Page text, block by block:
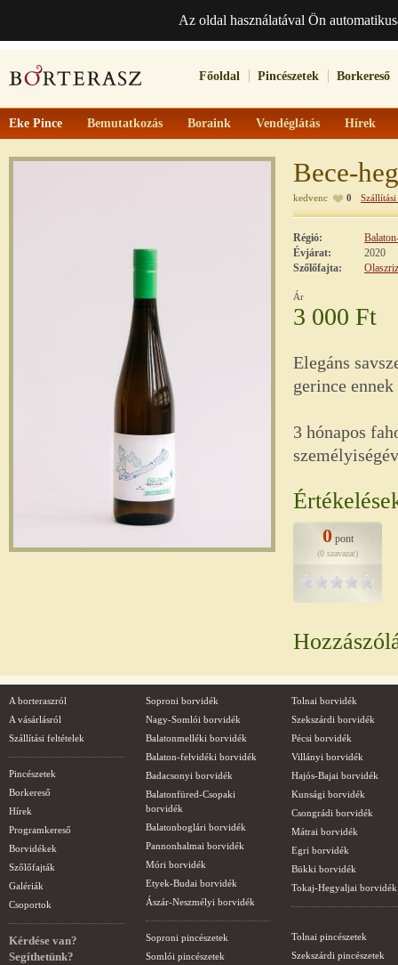
Az oldal használatával Ön
Főoldal Pincészetek Borkereső
Eke Pince Bemutatkozás Boraink Vendéglátás Hírek
Bece-
kedvenc 0
Régió:
Évjárat:
2020
Szőlőfajta:
Ár
3 000 Ft
Elegáns
gerince
3 hónapos
0pont
(0 szavazat)
A borteraszról
A vásárlásról
Szállítási feltételek
Pincészetek
Borkereső
Hírek
Programkereső
Borvidékek
Szőlőfajták
Galériák
Csoportok
Kérdése van?
Segíthetünk?
Soproni borvidék
Nagy-Somlói borvidék
Balatonmelléki borvidék
Balaton-felvidéki borvidék
Badacsonyi borvidék
Balatonfüred-Csopaki
borvidék
Balatonboglári borvidék
Pannonhalmai borvidék
Móri borvidék
Etyek-Budai borvidék
Ászár-Neszmélyi borvidék
Soproni pincészetek
Somlói pincészetek
Tolnai borvidék
Szekszárdi borvidék
Pécsi borvidék
Villányi borvidék
Hajós-Bajai borvidék
Kunsági borvidék
Csongrádi borvidék
Mátrai borvidék
Egri borvidék
Bükki borvidék
Tokaj-Hegyaljai borvidék
Tolnai pincészetek
Szekszárdi pincészetek